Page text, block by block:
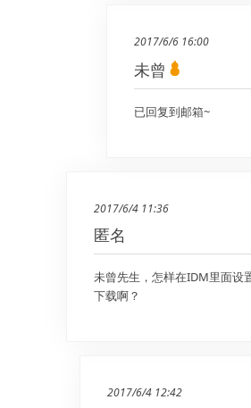
2017/6/6 16:00
未曾
已回复到邮箱~
2017/6/4 11:36
匿名
未曾先生，怎样在IDM里面设
下载啊？
2017/6/4 12:42